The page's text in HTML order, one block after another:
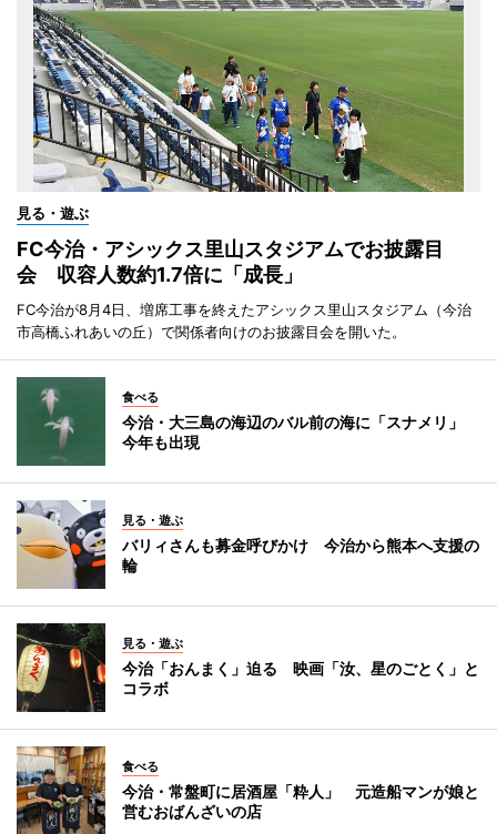
見る・遊ぶ
FC今治・アシックス里山スタジアムでお披露目
会 収容人数約1.7倍に「成長」
FC今治が8月4日、増席工事を終えたアシックス里山スタジアム（今治
市高橋ふれあいの丘）で関係者向けのお披露目会を開いた。
食べる
今治・大三島の海辺のバル前の海に「スナメリ」
今年も出現
見る・遊ぶ
バリィさんも募金呼びかけ 今治から熊本へ支援の
輪
見る・遊ぶ
今治「おんまく」迫る 映画「汝、星のごとく」と
コラボ
食べる
今治・常盤町に居酒屋「粋人」 元造船マンが娘と
営むおばんざいの店